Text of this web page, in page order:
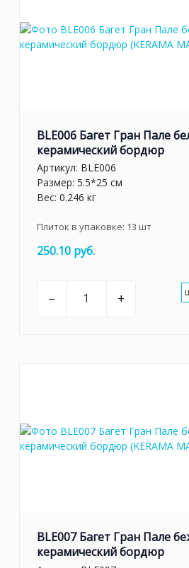
BLE006 Багет Гран Пале
керамический бордюр
Артикул: BLE006
Размер: 5.5*25 см
Вес: 0.246 кг
Плиток в упаковке: 13 шт
250.10 руб.
– +
BLE007 Багет Гран Пале
керамический бордюр